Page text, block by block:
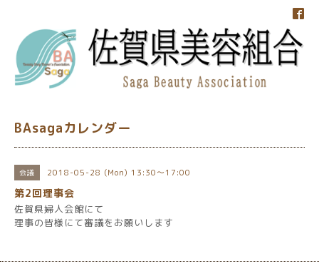
BAsagaカレンダー
会議 2018-05-28 (Mon) 13:30～17:00
第2回理事会
佐賀県婦人会館にて
理事の皆様にて審議をお願いします